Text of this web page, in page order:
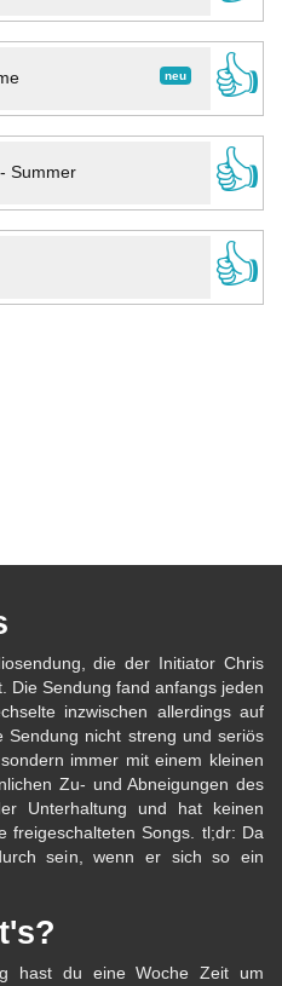
neu
👍
- Summer
👍
👍
die der Initiator Chris
Die Sendung fand anfangs jeden
inzwischen allerdings auf
nicht streng und seriös
immer mit einem kleinen
Zu- und Abneigungen des
Unterhaltung und hat keinen
freigeschalteten Songs. tl;dr: Da
sein, wenn er sich so ein
hast du eine Woche Zeit um